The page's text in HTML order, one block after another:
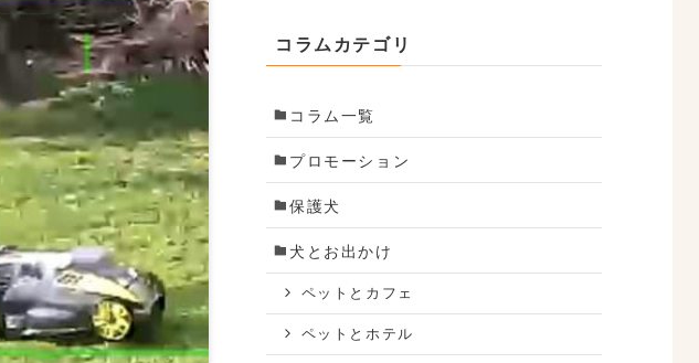
コラムカテゴリ
コラム一覧
プロモーション
保護犬
犬とお出かけ
ペットとカフェ
ペットとホテル